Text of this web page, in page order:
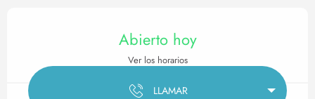
Horarios y datos de
Abierto hoy
Ver los horarios
LLAMAR